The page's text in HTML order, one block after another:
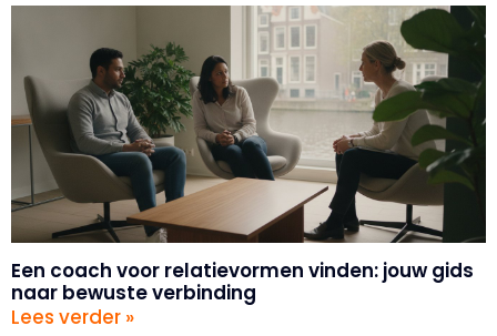
Een coach voor relatievormen vinden: jouw gids
naar bewuste verbinding
Lees verder »